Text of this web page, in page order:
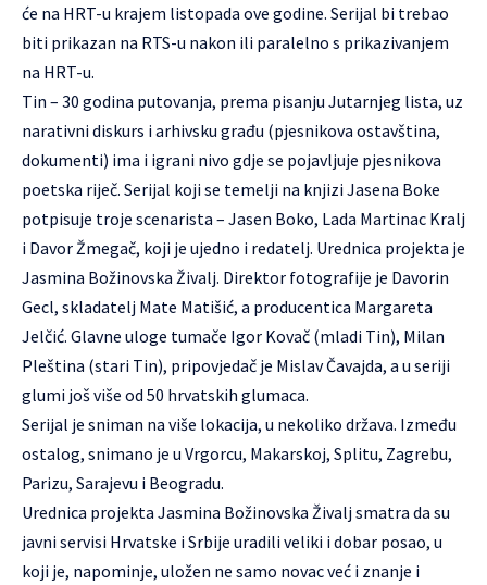
će na HRT-u krajem listopada ove godine. Serijal bi trebao
biti prikazan na RTS-u nakon ili paralelno s prikazivanjem
na HRT-u.
Tin – 30 godina putovanja, prema pisanju Jutarnjeg lista, uz
narativni diskurs i arhivsku građu (pjesnikova ostavština,
dokumenti) ima i igrani nivo gdje se pojavljuje pjesnikova
poetska riječ. Serijal koji se temelji na knjizi Jasena Boke
potpisuje troje scenarista – Jasen Boko, Lada Martinac Kralj
i Davor Žmegač, koji je ujedno i redatelj. Urednica projekta je
Jasmina Božinovska Živalj. Direktor fotografije je Davorin
Gecl, skladatelj Mate Matišić, a producentica Margareta
Jelčić. Glavne uloge tumače Igor Kovač (mladi Tin), Milan
Pleština (stari Tin), pripovjedač je Mislav Čavajda, a u seriji
glumi još više od 50 hrvatskih glumaca.
Serijal je sniman na više lokacija, u nekoliko država. Između
ostalog, snimano je u Vrgorcu, Makarskoj, Splitu, Zagrebu,
Parizu, Sarajevu i Beogradu.
Urednica projekta Jasmina Božinovska Živalj smatra da su
javni servisi Hrvatske i Srbije uradili veliki i dobar posao, u
koji je, napominje, uložen ne samo novac već i znanje i